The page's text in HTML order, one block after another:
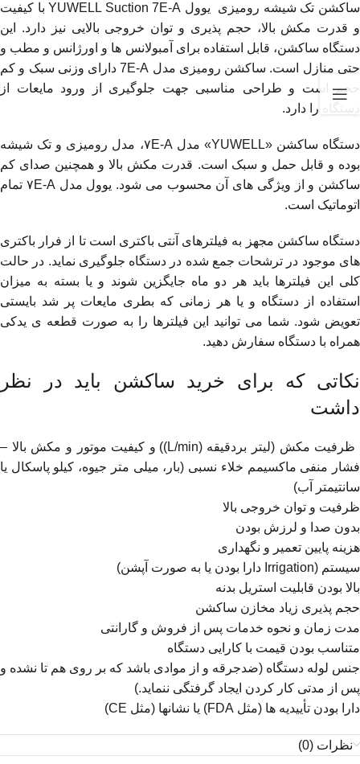
ساکشن تک شیشه رومیزی یوول YUWELL Suction 7E-A با کیفیت
و قدرت مکش بالا، حجم پذیری و توان خروجی بالایی نیز دارد. این
دستگاه ساکشن، قابل استفاده برای آمبولانس ها و اورژانس و مطب و
حتی منازل است. ساکشن رومیزی مدل 7E-A دارای وزنی سبک و کم
حجم است و طراحی مناسبی جهت جلوگیری از ورود مایعات از
دستگاه را دارد.
دستگاه ساکشن «YUWELL» مدل ۷E-A، مدل رومیزی و تک شیشه
بوده و قابل حمل و سبک است. قدرت مکش بالا و همچنین صدای کم
ساکشن و از ویژگی های آن محسوب می شود. یوول مدل ۷E-A تمام
اتوماتیک است.
دستگاه ساکشن مجهز به فیلترهای آنتی باکتری است تا از فرار باکتری
های موجود در ترشحات جمع شده در دستگاه جلوگیری نماید. در حالت
کلی این فیلترها باید هر دو ماه جایگزین شوند و یا بسته به میزان
استفاده از دستگاه و یا هر زمانی که بطری مایعات پر شد بایستی
تعویض شود. شما می توانید این فیلترها را به صورت قطعه ی یدکی
همراه با دستگاه سفارش دهید.
نکاتی که برای خرید ساکشن باید در نظر
داشت
ظرفیت مکش (لیتر بردقیقه (L/min)) و کیفیت موتور و مکش بالا –
فشار منفی ماکسیمم خلاء نسبی (بار، میلی متر جیوه، کیلو پاسکال یا
سانتیمتر آب)
ظرفیت و توان خروجی بالا
بدون صدا و لرزش بودن
هزینه پایین تعمیر و نگهداری
سیستم (Irrigation دارا بودن یا به صورت آپشن)
بالا بودن قابلیت استریل بدنه
حجم پذیری زیاد مخازن ساکشن
مدت زمان و نحوه خدمات پس از فروش و گارانتی
متناسب بودن قیمت با کارایی دستگاه
جنس لوله دستگاه (ضدجرقه و از موادی باشد که بر روی هم تا نشده و
پس از مدتی کار کردن ایجاد گرفتگی ننماید.)
دارا بودن تأییدیه ها (مثل FDA) یا نشانها (مثل CE)
نظرات (0)